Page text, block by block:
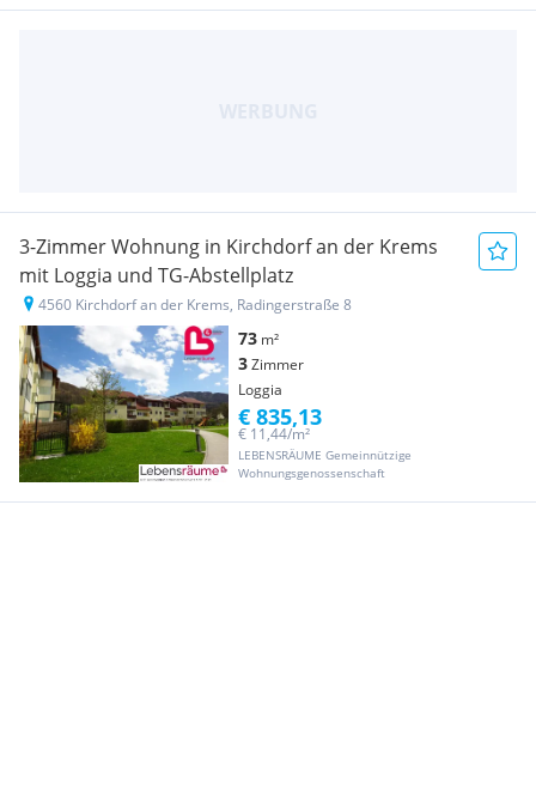
3-Zimmer Wohnung in Kirchdorf an der Krems
mit Loggia und TG-Abstellplatz
4560 Kirchdorf an der Krems, Radingerstraße 8
73 m²
3Zimmer
Loggia
LEBENSRÄUME Gemeinnützige
Wohnungsgenossenschaft
€ 11,44/m²
€ 835,13